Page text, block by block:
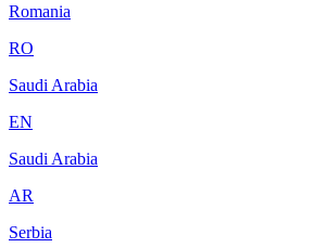
Romania
RO
Saudi Arabia
EN
Saudi Arabia
AR
Serbia